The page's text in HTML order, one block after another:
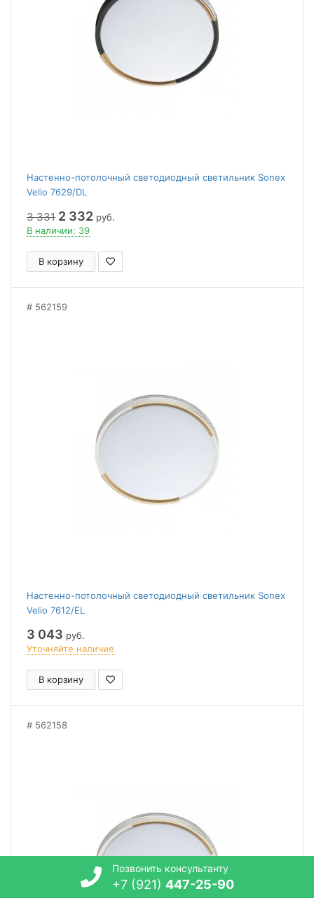
Настенно-потолочный светодиодный светильник Sonex
Velio 7629/DL
3 331 2 332 руб.
В наличии: 39
В корзину
562159
Настенно-потолочный светодиодный светильник Sonex
Velio 7612/EL
3 043 руб.
Уточняйте наличие
В корзину
562158
Позвонить консультанту
+7 (921) 447-25-90